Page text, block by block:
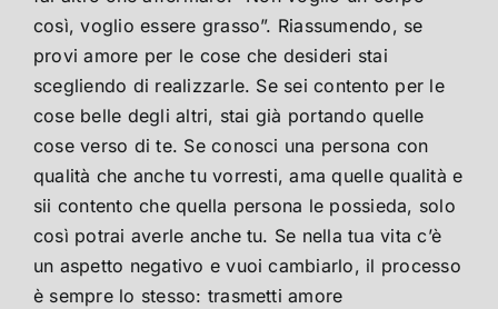
così, voglio essere grasso”. Riassumendo, se
provi amore per le cose che desideri stai
scegliendo di realizzarle. Se sei contento per le
cose belle degli altri, stai già portando quelle
cose verso di te. Se conosci una persona con
qualità che anche tu vorresti, ama quelle qualità e
sii contento che quella persona le possieda, solo
così potrai averle anche tu. Se nella tua vita c’è
un aspetto negativo e vuoi cambiarlo, il processo
è sempre lo stesso: trasmetti amore